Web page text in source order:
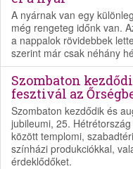
A nyárnak van egy
még rengeteg időnk van.
a nappalok rövidebbek
szerint már csak néhány
Szombaton
fesztivál az
Szombaton kezdődik és
jubileumi, 25.
között templomi,
színházi produkciókkal,
érdeklődőket.